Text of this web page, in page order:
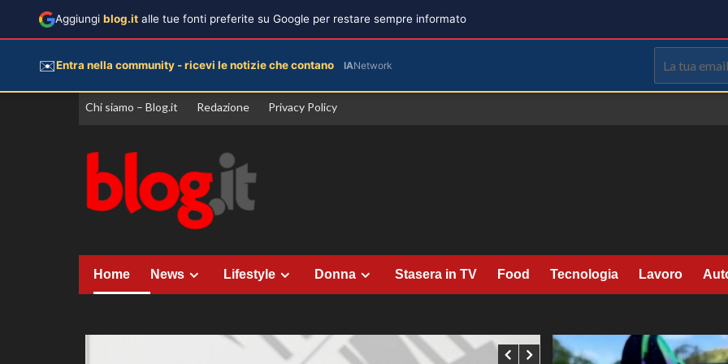
Vai
Chi siamo – Blog.it Redazione Privacy Policy
Home News Lifestyle Donna Stasera in TV Food Tecnologia Lavoro
Aggiungi blog.it alle tue fonti preferite su Google per restare sempre informato
✉️Entra nella community - ricevi le notizie che contano IANetwork